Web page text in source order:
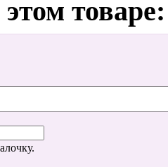
товаре: